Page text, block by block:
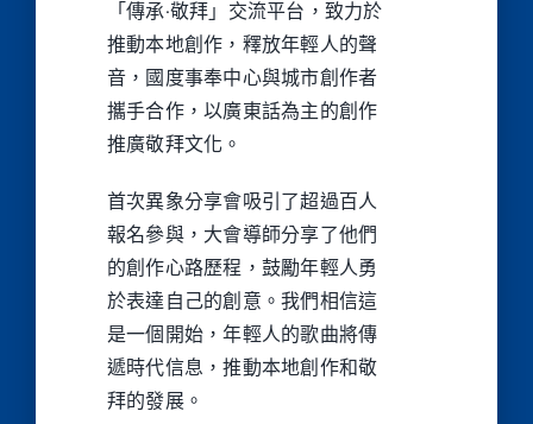
「傳承·敬拜」交流平台，致力於
推動本地創作，釋放年輕人的聲
音，國度事奉中心與城市創作者
攜手合作，以廣東話為主的創作
推廣敬拜文化。
首次異象分享會吸引了超過百人
報名參與，大會導師分享了他們
的創作心路歷程，鼓勵年輕人勇
於表達自己的創意。我們相信這
是一個開始，年輕人的歌曲將傳
遞時代信息，推動本地創作和敬
拜的發展。